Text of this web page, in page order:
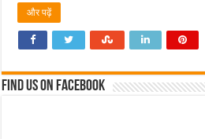
और पढ़ें
Find us on Facebook